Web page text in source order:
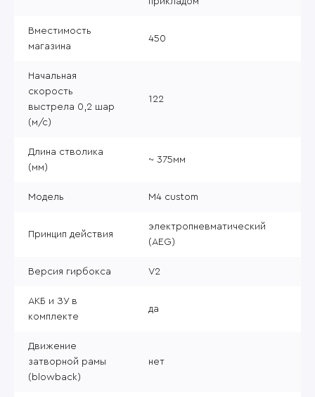
Вместимость
магазина
450
Начальная
скорость
выстрела 0,2 шар
(м/с)
122
Длина стволика
(мм)
~ 375мм
Модель M4 custom
Принцип действия
электропневматический
(AEG)
Версия гирбокса V2
АКБ и ЗУ в
комплекте
да
Движение
затворной рамы
(blowback)
нет